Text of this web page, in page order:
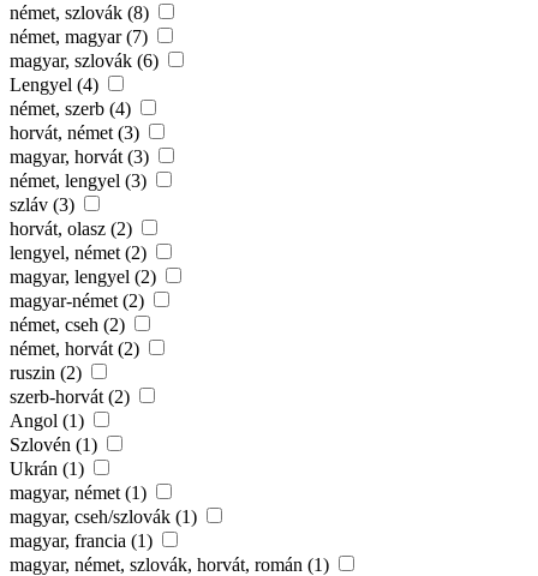
német, szlovák (8)
német, magyar (7)
magyar, szlovák (6)
Lengyel (4)
német, szerb (4)
horvát, német (3)
magyar, horvát (3)
német, lengyel (3)
szláv (3)
horvát, olasz (2)
lengyel, német (2)
magyar, lengyel (2)
magyar-német (2)
német, cseh (2)
német, horvát (2)
ruszin (2)
szerb-horvát (2)
Angol (1)
Szlovén (1)
Ukrán (1)
magyar, német (1)
magyar, cseh/szlovák (1)
magyar, francia (1)
magyar, német, szlovák, horvát, román (1)